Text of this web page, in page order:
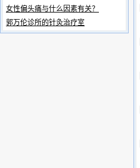
女性偏头痛与什么因素有关？
郭万伦诊所的针灸治疗室